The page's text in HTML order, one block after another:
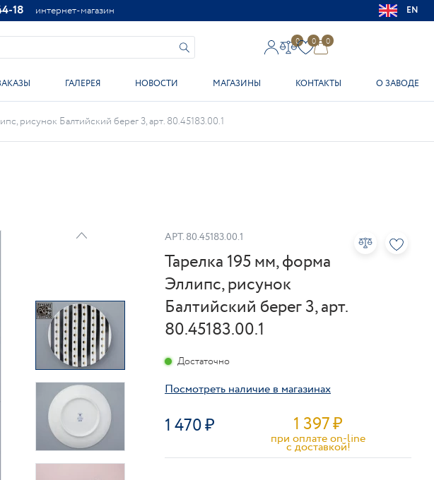
18 интернет-магазин EN
0 0 0
ГАЛЕРЕЯ НОВОСТИ МАГАЗИНЫ КОНТАКТЫ О ЗАВОДЕ
рисунок Балтийский берег 3, арт. 80.45183.00.1
АРТ. 80.45183.00.1
Тарелка 195 мм, форма
Эллипс, рисунок
Балтийский берег 3, арт.
80.45183.00.1
1 470 1 397₽
при оплате on-line
c доставкой!
Посмотреть наличие в магазинах
Достаточно